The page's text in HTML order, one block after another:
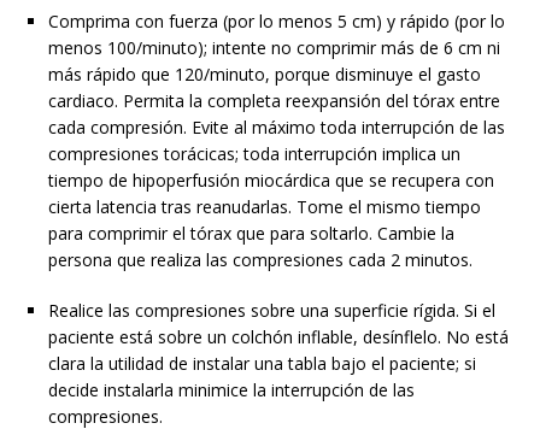
Comprima con fuerza (por lo menos 5 cm) y rápido (por lo
menos 100/minuto); intente no comprimir más de 6 cm ni
más rápido que 120/minuto, porque disminuye el gasto
cardiaco. Permita la completa reexpansión del tórax entre
cada compresión. Evite al máximo toda interrupción de las
compresiones torácicas; toda interrupción implica un
tiempo de hipoperfusión miocárdica que se recupera con
cierta latencia tras reanudarlas. Tome el mismo tiempo
para comprimir el tórax que para soltarlo. Cambie la
persona que realiza las compresiones cada 2 minutos.
Realice las compresiones sobre una superficie rígida. Si el
paciente está sobre un colchón inflable, desínflelo. No está
clara la utilidad de instalar una tabla bajo el paciente; si
decide instalarla minimice la interrupción de las
compresiones.